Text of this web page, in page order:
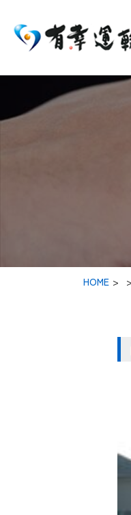
HOME >